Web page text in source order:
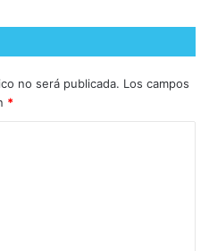
no será publicada. Los campos
*